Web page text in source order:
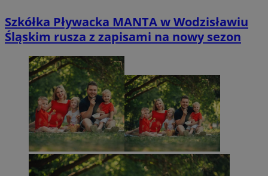
Szkółka Pływacka MANTA w Wodzisławiu
Śląskim rusza z zapisami na nowy sezon